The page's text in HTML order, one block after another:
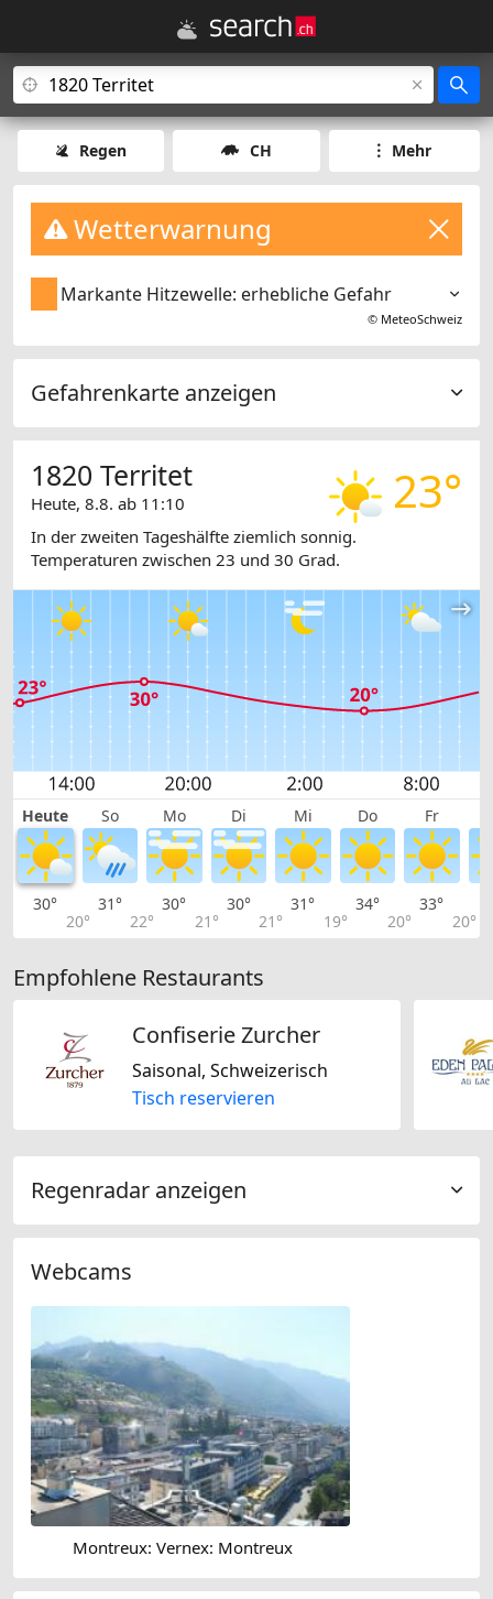
Regen CH Mehr
Wetterwarnung
Markante Hitzewelle: erhebliche Gefahr
© MeteoSchweiz
Gefahrenkarte anzeigen
23°
1820 Territet
Heute, 8.8. ab 11:10
In der zweiten Tageshälfte ziemlich sonnig.
Temperaturen zwischen 23 und 30 Grad.
Heute So Mo Di Mi Do Fr
30°
20°
31°
22°
30°
21°
30°
21°
31°
19°
34°
20°
33°
20°
Empfohlene Restaurants
Confiserie Zurcher
Saisonal, Schweizerisch
Tisch reservieren
Regenradar anzeigen
Webcams
Montreux: Vernex: Montreux